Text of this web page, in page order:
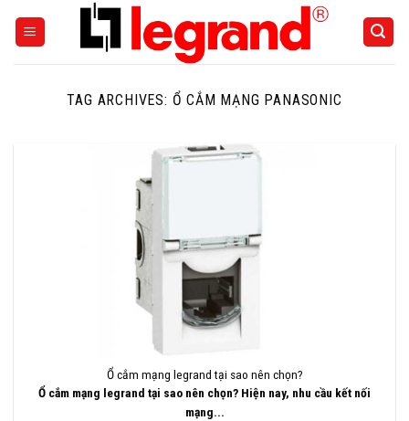
TAG ARCHIVES: Ổ CẮM MẠNG PANASONIC
Ổ cắm mạng legrand tại sao nên chọn?
Ổ cắm mạng legrand tại sao nên chọn? Hiện nay, nhu cầu kết nối
mạng...